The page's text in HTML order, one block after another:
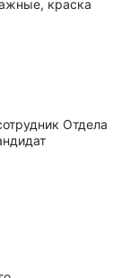
краска
Отдела